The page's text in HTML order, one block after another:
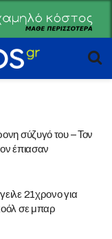
σύζυγό του – Τον
έπιασαν
21χρονο για
σε μπαρ